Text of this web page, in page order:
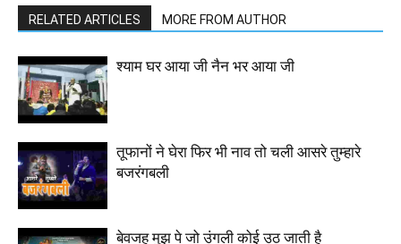
RELATED ARTICLES MORE FROM AUTHOR
श्याम घर आया जी नैन भर आया जी
तूफानों ने घेरा फिर भी नाव तो चली आसरे तुम्हारे
बजरंगबली
बेवजह मुझ पे जो उंगली कोई उठ जाती है